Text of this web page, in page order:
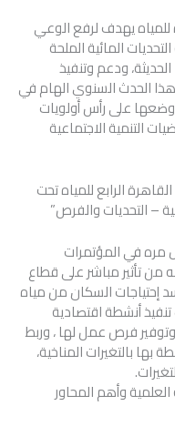
يهدف لرفع الوعي
المائية الملحة
ودعم وتنفيذ
هذا الحدث السنوي الهام في
ووضعها على رأس أولويات
التنمية الاجتماعية
الرابع للمياه تحت
– التحديات والفرص”
مره في المؤتمرات
من تأثير مباشر على قطاع
إحتياجات السكان من مياه
أنشطة اقتصادية
فرص عمل لها ، وربط
بها بالتغيرات المناخية،
وأهم المحاور